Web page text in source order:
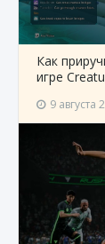
Как
игре
9 августа